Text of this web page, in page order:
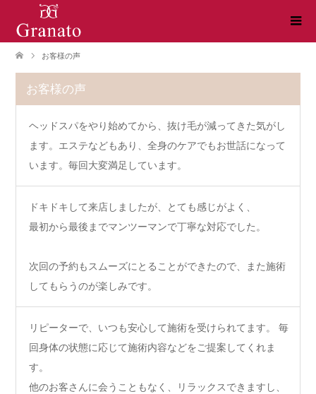
お客様の声
お客様の声
ヘッドスパをやり始めてから、抜け毛が減ってきた気がし
ます。エステなどもあり、全身のケアでもお世話になって
います。毎回大変満足しています。
ドキドキして来店しましたが、とても感じがよく、
最初から最後までマンツーマンで丁寧な対応でした。
次回の予約もスムーズにとることができたので、また施術
してもらうのが楽しみです。
リピーターで、いつも安心して施術を受けられてます。 毎
回身体の状態に応じて施術内容などをご提案してくれま
す。
他のお客さんに会うこともなく、リラックスできますし、